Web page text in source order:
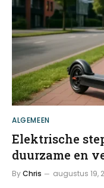
ALGEMEEN
Elektrische
duurzame en
ByChris augustus 19,